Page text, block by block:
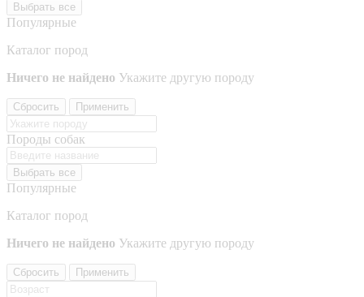
Выбрать все
Популярные
Каталог пород
Ничего не найдено Укажите другую породу
Сбросить Применить
Породы собак
Выбрать все
Популярные
Каталог пород
Ничего не найдено Укажите другую породу
Сбросить Применить